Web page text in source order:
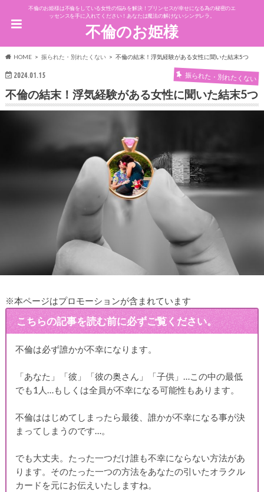
不倫のお姫様は不倫をしている女性の悩みを解決！プリンセスが幸せになる為の秘密のエ
ッセンスを手に入れてください！あなたは魔法の解けないシンデレラ。
不倫のお姫様
HOME 振られた・別れたくない 不倫の結末！浮気経験がある女性に聞いた結末5つ
2024.01.15 振られた・別れたくない
不倫の結末！浮気経験がある女性に聞いた結末5つ
※本ページはプロモーションが含まれています
こちらの記事を読む前に必ずご覧ください。
不倫は必ず誰かが不幸になります。
「あなた」「彼」「彼の奥さん」「子供」…この中の最低
でも1人…もしくは全員が不幸になる可能性もあります。
不倫ははじめてしまったら最後、誰かが不幸になる事が決
まってしまうのです…。
でも大丈夫。たった一つだけ誰も不幸にならない方法があ
ります。そのたった一つの方法をあなたの引いたオラクル
カードを元にお伝えいたしますね。